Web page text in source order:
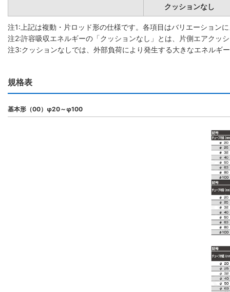
クッションなし
注1:上記は複動・片ロッド形の仕様です。各項目はバリエーション
注2:許容吸収エネルギーの「クッションなし」とは、片側エアクッ
注3:クッションなしでは、外部負荷により発生する大きなエネルギ
規格表
基本形（00）φ20～φ100